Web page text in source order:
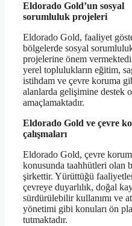
Eldorado Gold’un sosyal
sorumluluk projeleri
Eldorado Gold, faaliyet
bölgelerde sosyal
projelerine önem
yerel toplulukların eğitim,
istihdam ve çevre koruma
alanlarda gelişimine destek
amaçlamaktadır.
Eldorado Gold ve çevre
çalışmaları
Eldorado Gold, çevre
konusunda taahhütleri olan
şirkettir. Yürüttüğü
çevreye duyarlılık, doğal
sürdürülebilir kullanımı ve
yönetimi gibi konuları ön
tutmaktadır.